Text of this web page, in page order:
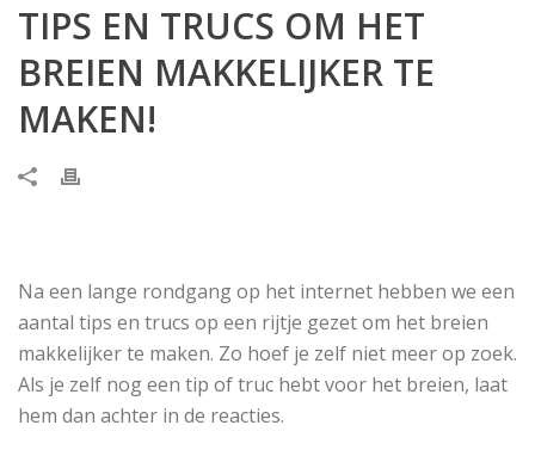
TIPS EN TRUCS OM HET
BREIEN MAKKELIJKER TE
MAKEN!
Na een lange rondgang op het internet hebben we een
aantal tips en trucs op een rijtje gezet om het breien
makkelijker te maken. Zo hoef je zelf niet meer op zoek.
Als je zelf nog een tip of truc hebt voor het breien, laat
hem dan achter in de reacties.